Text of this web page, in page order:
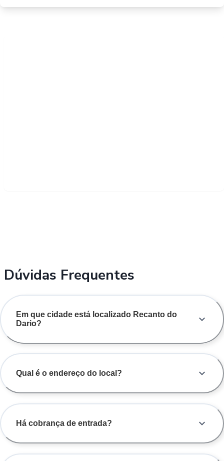
Dúvidas Frequentes
Em que cidade está localizado Recanto do
Dario?
Qual é o endereço do local?
Há cobrança de entrada?